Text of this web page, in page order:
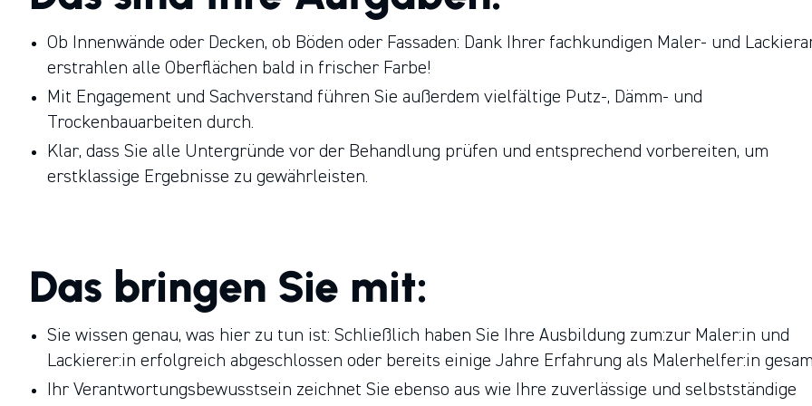
Ob Innenwände oder Decken, ob Böden oder Fassaden: Dank Ihrer fachkundigen Maler- und
erstrahlen alle Oberflächen bald in frischer Farbe!
Mit Engagement und Sachverstand führen Sie außerdem vielfältige Putz-, Dämm- und
Trockenbauarbeiten durch.
Klar, dass Sie alle Untergründe vor der Behandlung prüfen und entsprechend vorbereiten, um
erstklassige Ergebnisse zu gewährleisten.
Das bringen Sie mit:
Sie wissen genau, was hier zu tun ist: Schließlich haben Sie Ihre Ausbildung zum:zur Maler:in und
Lackierer:in erfolgreich abgeschlossen oder bereits einige Jahre Erfahrung als Malerhelfer:in
Ihr Verantwortungsbewusstsein zeichnet Sie ebenso aus wie Ihre zuverlässige und selbstständige